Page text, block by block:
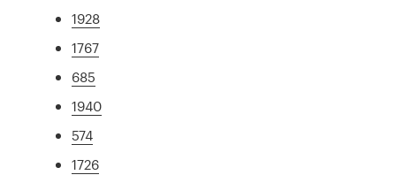
1928
1767
685
1940
574
1726